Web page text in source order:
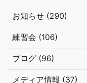
お知らせ (290)
練習会 (106)
ブログ (96)
メディア情報 (37)